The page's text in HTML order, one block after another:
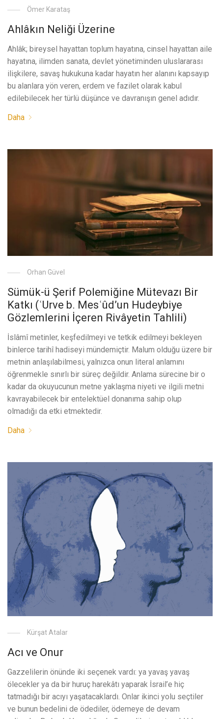
Ömer Karataş
Ahlâkın Neliği Üzerine
Ahlâk; bireysel hayattan toplum hayatına, cinsel hayattan aile
hayatına, ilimden sanata, devlet yönetiminden uluslararası
ilişkilere, savaş hukukuna kadar hayatın her alanını kapsayıp
bu alanlara yön veren, erdem ve fazilet olarak kabul
edilebilecek her türlü düşünce ve davranışın genel adıdır.
Daha
Orhan Güvel
Sümük-ü Şerif Polemiğine Mütevazı Bir
Katkı (ʿUrve b. Mesʿûd’un Hudeybiye
Gözlemlerini İçeren Rivâyetin Tahlili)
İslâmî metinler, keşfedilmeyi ve tetkik edilmeyi bekleyen
binlerce tarihî hadiseyi mündemiçtir. Malum olduğu üzere bir
metnin anlaşılabilmesi, yalnızca onun literal anlamını
öğrenmekle sınırlı bir süreç değildir. Anlama sürecine bir o
kadar da okuyucunun metne yaklaşma niyeti ve ilgili metni
kavrayabilecek bir entelektüel donanıma sahip olup
olmadığı da etki etmektedir.
Daha
Kürşat Atalar
Acı ve Onur
Gazzelilerin önünde iki seçenek vardı: ya yavaş yavaş
ölecekler ya da bir huruç harekâtı yaparak İsrail’e hiç
tatmadığı bir acıyı yaşatacaklardı. Onlar ikinci yolu seçtiler
ve bunun bedelini de ödediler, ödemeye de devam